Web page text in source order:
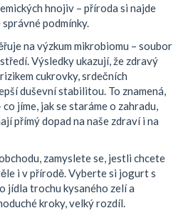
hnojiv – příroda si najde
podmínky.
na výzkum mikrobiomu – soubor
Výsledky ukazují, že zdravý
cukrovky, srdečních
duševní stabilitou. To znamená,
jíme, jak se staráme o zahradu,
přímý dopad na naše zdraví i na
zamyslete se, jestli chcete
i v přírodě. Vyberte si jogurt s
jídla trochu kysaného zelí a
kroky, velký rozdíl.